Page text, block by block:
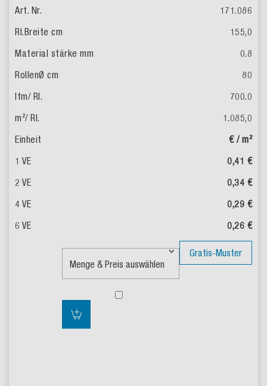
171.086
155,0
0.8
80
700.0
1.085,0
€ / m²
0,41 €
0,34 €
0,29 €
0,26 €
Gratis-Muster